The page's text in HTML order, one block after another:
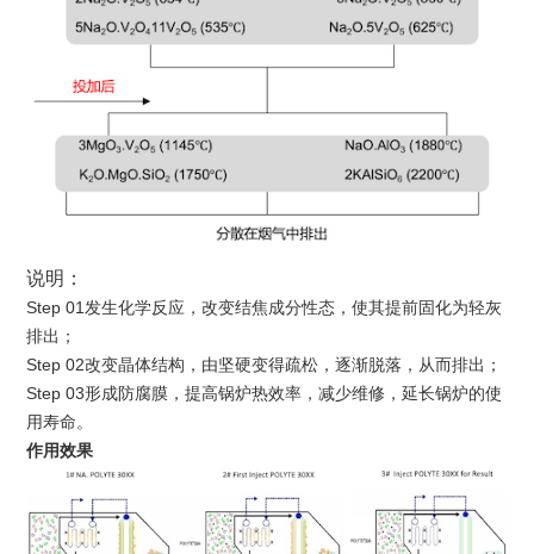
说明：
Step 01 发生化学反应，改变结焦成分性态，使其提前固化为轻灰
排出；
Step 02改变晶体结构，由坚硬变得疏松，逐渐脱落，从而排出；
Step 03形成防腐膜，提高锅炉热效率，减少维修，延长锅炉的使
用寿命。
作用效果